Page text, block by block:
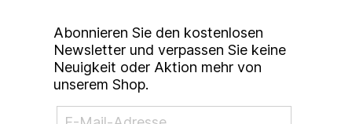
Abonnieren Sie den kostenlosen
Newsletter und verpassen Sie keine
Neuigkeit oder Aktion mehr von
unserem Shop.